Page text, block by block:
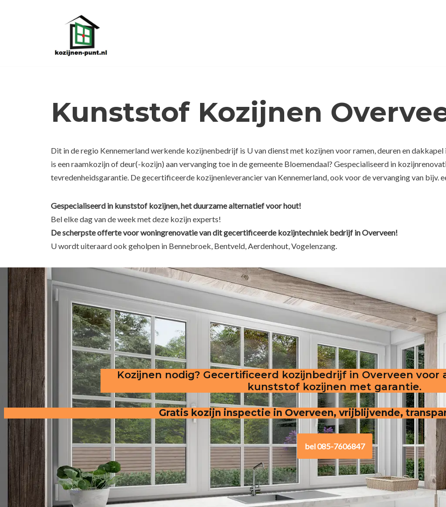
Kunststof Kozijnen
Dit in de regio Kennemerland werkende kozijnenbedrijf is U van dienst met kozijnen voor ramen, deuren en
is een raamkozijn of deur(-kozijn) aan vervanging toe in de gemeente Bloemendaal? Gespecialiseerd in
tevredenheidsgarantie. De gecertificeerde kozijnenleverancier van Kennemerland, ook voor de vervanging van bijv.
Gespecialiseerd in kunststof kozijnen, het duurzame alternatief voor hout!
Bel elke dag van de week met deze kozijn experts!
De scherpsteofferte voor woningrenovatie van dit gecertificeerde kozijntechniek bedrijf in Overveen!
U wordt uiteraard ook geholpen in Bennebroek, Bentveld, Aerdenhout, Vogelenzang.
Kozijnen nodig? Gecertificeerd kozijnbedrijf in Overveen
kunststof kozijnen met garantie.
Gratis kozijn inspectie in Overveen, vrijblijvende,
bel 085-7606847